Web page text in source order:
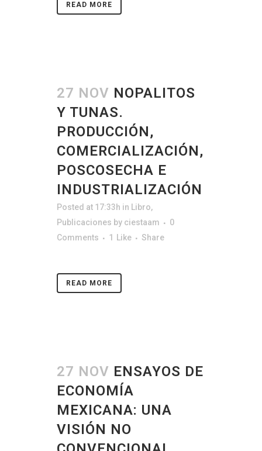
READ MORE
27 NOV NOPALITOS
Y TUNAS.
PRODUCCIÓN,
COMERCIALIZACIÓN,
POSCOSECHA E
INDUSTRIALIZACIÓN
Posted at 17:33h in Libro,
Publicaciones by ciestaam
0
Comments
1 Like Share
READ MORE
27 NOV ENSAYOS DE
ECONOMÍA
MEXICANA: UNA
VISIÓN NO